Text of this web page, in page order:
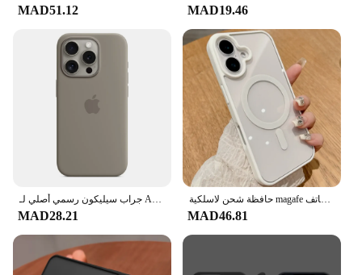
MAD51.12 MAD19.46
MAD28.21 MAD46.81